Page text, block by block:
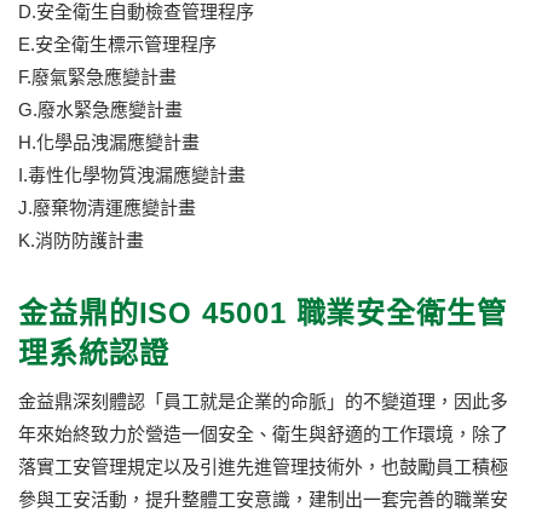
D.安全衛生自動檢查管理程序
E.安全衛生標示管理程序
F.廢氣緊急應變計畫
G.廢水緊急應變計畫
H.化學品洩漏應變計畫
I.毒性化學物質洩漏應變計畫
J.廢棄物清運應變計畫
K.消防防護計畫
金益鼎的ISO 45001 職業安全衛生管
理系統認證
金益鼎深刻體認「員工就是企業的命脈」的不變道理，因此多
年來始終致力於營造一個安全、衛生與舒適的工作環境，除了
落實工安管理規定以及引進先進管理技術外，也鼓勵員工積極
參與工安活動，提升整體工安意識，建制出一套完善的職業安